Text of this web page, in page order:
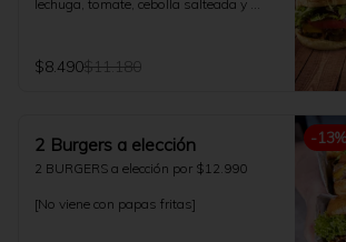
lechuga, tomate, cebolla salteada y
elección.
$8.490$11.180
-13%
2 Burgers a elección
2 BURGERS a elección por $12.990
[No viene con papas fritas]